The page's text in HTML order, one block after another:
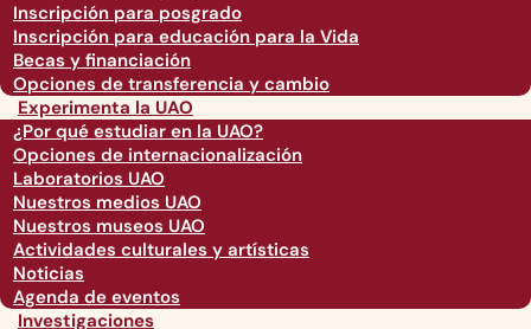
Inscripción para posgrado
Inscripción para educación para la Vida
Becas y financiación
Opciones de transferencia y cambio
Experimenta la UAO
¿Por qué estudiar en la UAO?
Opciones de internacionalización
Laboratorios UAO
Nuestros medios UAO
Nuestros museos UAO
Actividades culturales y artísticas
Noticias
Agenda de eventos
Investigaciones